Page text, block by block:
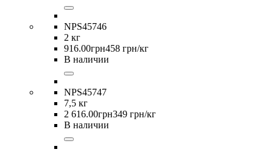
NPS45746
2 кг
916.00грн458 грн/кг
В наличии
NPS45747
7,5 кг
2 616.00грн349 грн/кг
В наличии